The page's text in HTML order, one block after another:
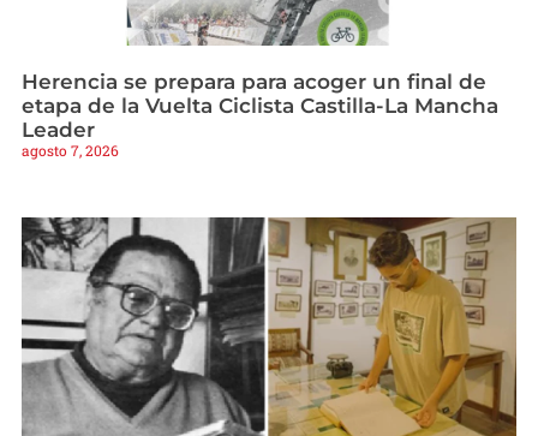
Herencia se prepara para acoger un final de
etapa de la Vuelta Ciclista Castilla-La Mancha
Leader
agosto 7, 2026